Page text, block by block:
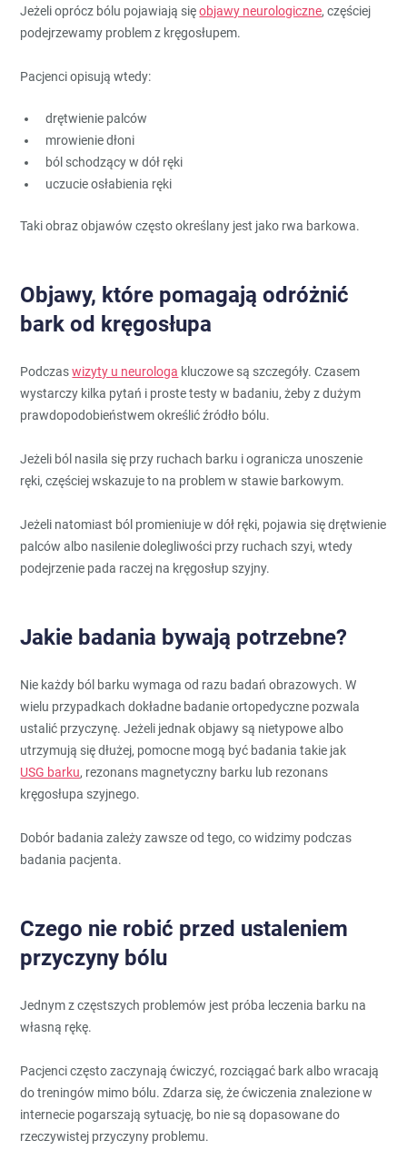
Jeżeli oprócz bólu pojawiają sięobjawy neurologiczne, częściej
podejrzewamy problem z kręgosłupem.
Pacjenci opisują wtedy:
drętwienie palców
mrowienie dłoni
ból schodzący w dół ręki
uczucie osłabienia ręki
Taki obraz objawów często określany jest jako rwa barkowa.
Objawy, które pomagają odróżnić
bark od kręgosłupa
Podczaswizyty u neurologa kluczowe są szczegóły. Czasem
wystarczy kilka pytań i proste testy w badaniu, żeby z dużym
prawdopodobieństwem określić źródło bólu.
Jeżeli ból nasila się przy ruchach barku i ogranicza unoszenie
ręki, częściej wskazuje to na problem w stawie barkowym.
Jeżeli natomiast ból promieniuje w dół ręki, pojawia się drętwienie
palców albo nasilenie dolegliwości przy ruchach szyi, wtedy
podejrzenie pada raczej na kręgosłup szyjny.
Jakie badania bywają potrzebne?
Nie każdy ból barku wymaga od razu badań obrazowych. W
wielu przypadkach dokładne badanie ortopedyczne pozwala
ustalić przyczynę. Jeżeli jednak objawy są nietypowe albo
utrzymują się dłużej, pomocne mogą być badania takie jak
USG barku, rezonans magnetyczny barku lub rezonans
kręgosłupa szyjnego.
Dobór badania zależy zawsze od tego, co widzimy podczas
badania pacjenta.
Czego nie robić przed ustaleniem
przyczyny bólu
Jednym z częstszych problemów jest próba leczenia barku na
własną rękę.
Pacjenci często zaczynają ćwiczyć, rozciągać bark albo wracają
do treningów mimo bólu. Zdarza się, że ćwiczenia znalezione w
internecie pogarszają sytuację, bo nie są dopasowane do
rzeczywistej przyczyny problemu.